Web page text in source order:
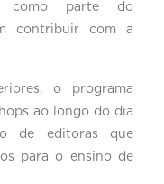
como parte do
contribuir com a
o programa
ao longo do dia
de editoras que
para o ensino de